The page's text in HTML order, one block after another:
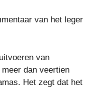
van het leger
van
dan veertien
Het zegt dat het